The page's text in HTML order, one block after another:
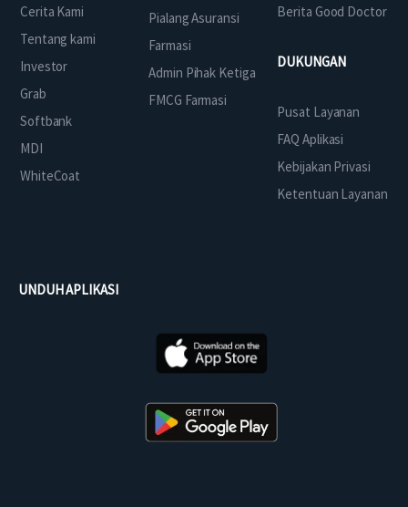
Cerita Kami
Tentang kami
Investor
Grab
Softbank
MDI
WhiteCoat
Pialang Asuransi
Farmasi
Admin Pihak Ketiga
FMCG Farmasi
Berita Good Doctor
DUKUNGAN
Pusat Layanan
FAQ Aplikasi
Kebijakan Privasi
Ketentuan Layanan
UNDUH APLIKASI